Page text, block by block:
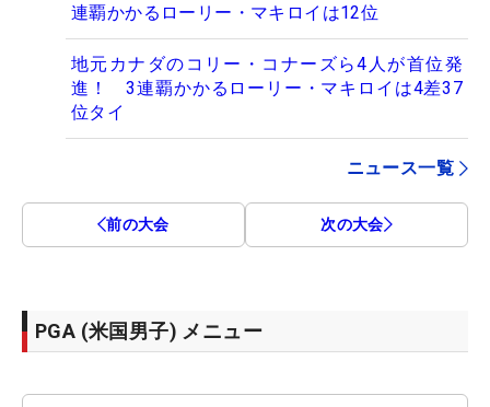
連覇かかるローリー・マキロイは12位
地元カナダのコリー・コナーズら4人が首位発
進！ 3連覇かかるローリー・マキロイは4差37
位タイ
ニュース一覧
前の大会 次の大会
PGA (米国男子) メニュー